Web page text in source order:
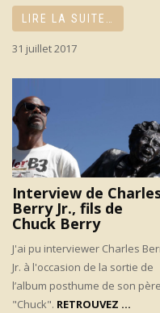
LIRE LA SUITE…
31 juillet 2017
Interview de
Berry Jr., fils de
Chuck Berry
J'ai pu interviewer Charles
Jr. à l'occasion de la sortie de
l’album posthume de son
"Chuck". RETROUVEZ ...